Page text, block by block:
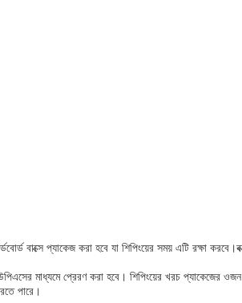
বাক্সে প্যাকেজ করা হবে যা শিপিংয়ের সময় এটি রক্ষা
মাধ্যমে প্রেরণ করা হবে। শিপিংয়ের খরচ প্যাকেজের
পারে।